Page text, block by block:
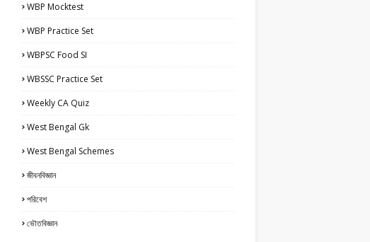
WBP Mocktest
WBP Practice Set
WBPSC Food SI
WBSSC Practice Set
Weekly CA Quiz
West Bengal Gk
West Bengal Schemes
জীবনবিজ্ঞান
পরিবেশ
ভৌতবিজ্ঞান